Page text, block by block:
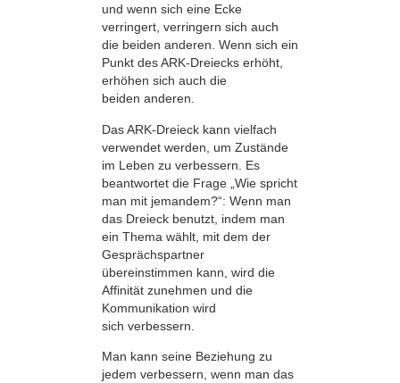
und wenn sich eine Ecke
verringert, verringern sich auch
die beiden anderen. Wenn sich ein
Punkt des ARK-Dreiecks erhöht,
erhöhen sich auch die
beiden anderen.
Das ARK-Dreieck kann vielfach
verwendet werden, um Zustände
im Leben zu verbessern. Es
beantwortet die Frage „Wie spricht
man mit jemandem?“: Wenn man
das Dreieck benutzt, indem man
ein Thema wählt, mit dem der
Gesprächspartner
übereinstimmen kann, wird die
Affinität zunehmen und die
Kommunikation wird
sich verbessern.
Man kann seine Beziehung zu
jedem verbessern, wenn man das